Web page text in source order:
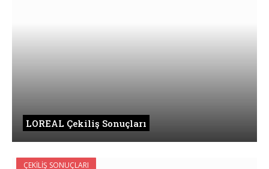
LOREAL Çekiliş Sonuçları
ÇEKILIŞ SONUÇLARI